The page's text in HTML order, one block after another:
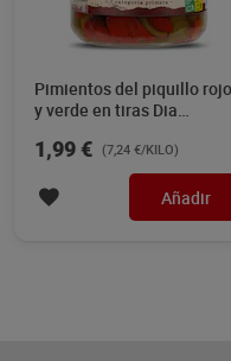
Pimientos del piquillo rojo
y verde en tiras Dia
1,99 € (7,24 €/KILO)
Añadir